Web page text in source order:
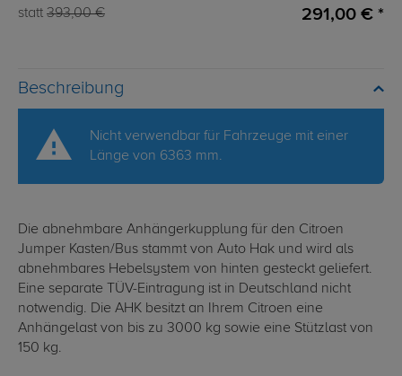
statt 393,00 € 291,00 € *
Beschreibung
Nicht verwendbar für Fahrzeuge mit einer
Länge von 6363 mm.
Die abnehmbare Anhängerkupplung für den Citroen
Jumper Kasten/Bus stammt von Auto Hak und wird als
abnehmbares Hebelsystem von hinten gesteckt geliefert.
Eine separate TÜV-Eintragung ist in Deutschland nicht
notwendig. Die AHK besitzt an Ihrem Citroen eine
Anhängelast von bis zu 3000 kg sowie eine Stützlast von
150 kg.